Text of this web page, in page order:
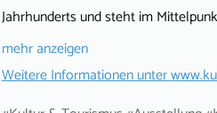
Jahrhunderts und steht im
mehr anzeigen
Weitere Informationen unter